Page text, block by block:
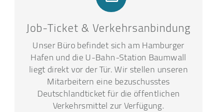
Job-Ticket & Verkehrsanbindung
Unser Büro befindet sich am Hamburger
Hafen und die U-Bahn-Station Baumwall
liegt direkt vor der Tür. Wir stellen unseren
Mitarbeitern eine bezuschusstes
Deutschlandticket für die öffentlichen
Verkehrsmittel zur Verfügung.